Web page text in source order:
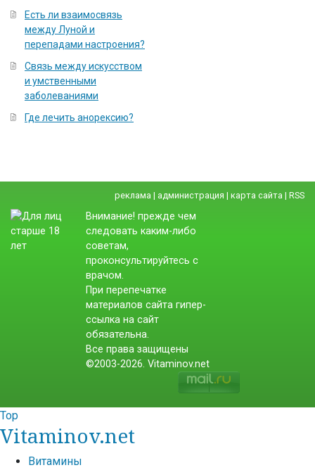
Есть ли взаимосвязь
между Луной и
перепадами настроения?
Связь между искусством
и умственными
заболеваниями
Где лечить анорексию?
реклама | администрация | карта сайта | RSS
Внимание! прежде чем
следовать каким-либо
советам,
проконсультируйтесь с
врачом.
При перепечатке
материалов сайта гипер-
ссылка на сайт
обязательна.
Все права защищены
©2003-2026. Vitaminov.net
Top
Vitaminov.net
Витамины